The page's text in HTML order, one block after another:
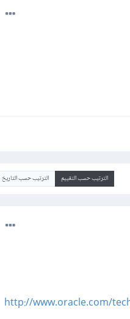
الترتيب حسب التقييم الترتيب حسب التاريخ
http://www.oracle.com/